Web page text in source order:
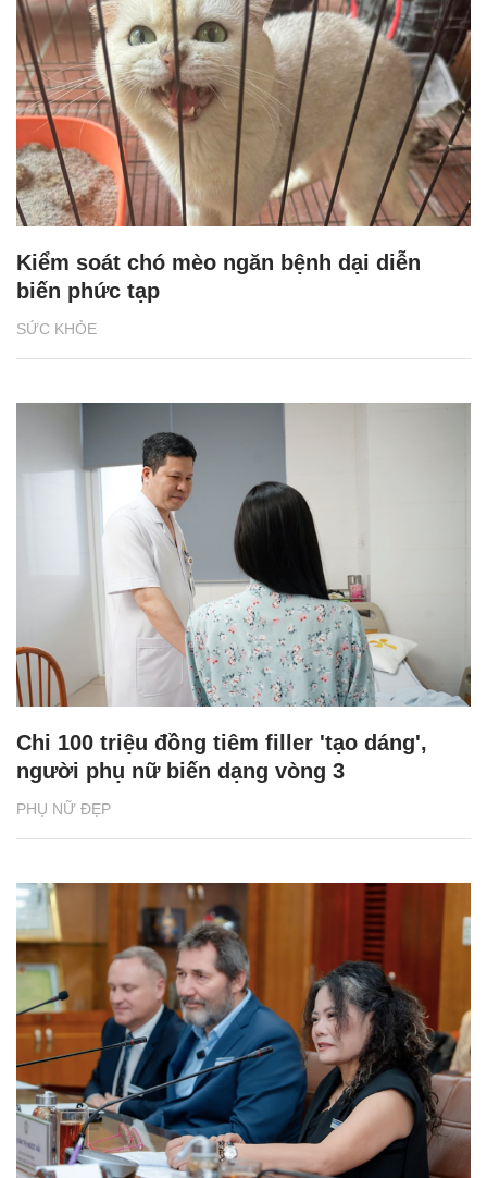
SỨC KHỎE
Kiểm soát chó mèo ngăn bệnh dại diễn
biến phức tạp
PHỤ NỮ ĐẸP
Chi 100 triệu đồng tiêm filler 'tạo dáng',
người phụ nữ biến dạng vòng 3